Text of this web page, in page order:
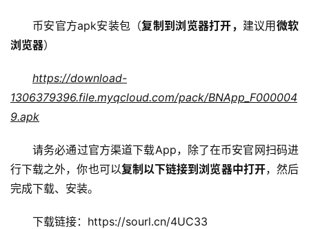
币安官方apk安装包（复制到浏览器打开， 建议用微软
浏览器）
https://download-
1306379396.file.myqcloud.com/pack/BNApp_F000004
9.apk
请务必通过官方渠道下载App，除了在币安官网扫码进
行下载之外，你也可以复制以下链接到浏览器中打开，然后
完成下载、安装。
下载链接：https://sourl.cn/4UC33